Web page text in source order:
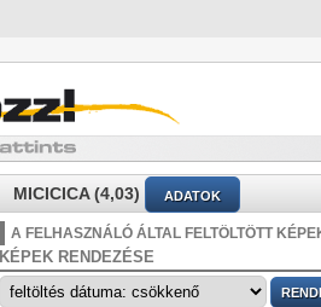
MICICICA (4,03) ADATOK
A FELHASZNÁLÓ ÁLTAL FELTÖLTÖTT
KÉPEK RENDEZÉSE